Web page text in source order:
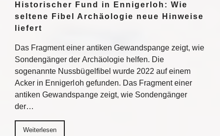
Historischer Fund in Ennigerloh: Wie
seltene Fibel Archäologie neue Hinweise
liefert
Das Fragment einer antiken Gewandspange zeigt, wie
Sondengänger der Archäologie helfen. Die
sogenannte Nussbügelfibel wurde 2022 auf einem
Acker in Ennigerloh gefunden. Das Fragment einer
antiken Gewandspange zeigt, wie Sondengänger
der…
Weiterlesen